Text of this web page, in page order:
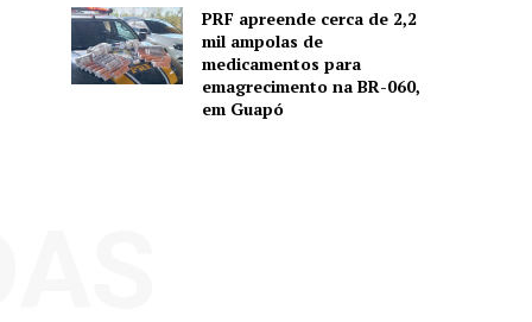
PRF apreende cerca de 2,2
mil ampolas de
medicamentos para
emagrecimento na BR-060,
em Guapó